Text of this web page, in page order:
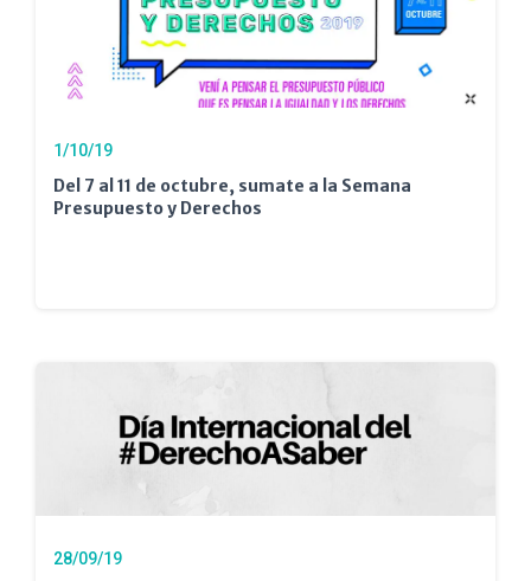
1/10/19
Del 7 al 11 de octubre, sumate a la Semana
Presupuesto y Derechos
28/09/19